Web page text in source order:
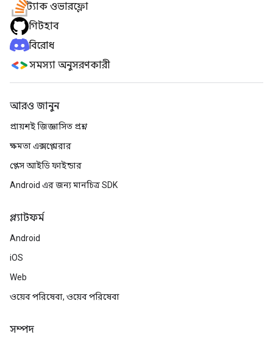
স্ট্যাক ওভারফ্লো
গিটহাব
বিরোধ
সমস্যা অনুসরণকারী
আরও জানুন
প্রায়শই জিজ্ঞাসিত প্রশ্ন
ক্ষমতা এক্সপ্লোরার
প্লেস আইডি ফাইন্ডার
Android এর জন্য মানচিত্র SDK
প্ল্যাটফর্ম
Android
iOS
Web
ওয়েব পরিষেবা, ওয়েব পরিষেবা
সম্পদ